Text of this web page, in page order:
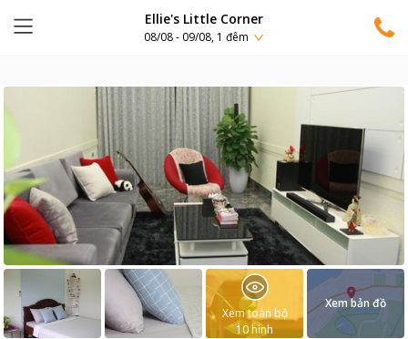
Ellie's Little Corner
08/08 - 09/08, 1 đêm
Xem toàn bộ
10 hình
Xem bản đồ